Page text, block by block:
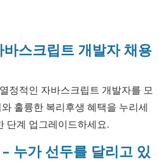
스크립트 개발자 채용
정적인 자바스크립트 개발자를 모
훌륭한 복리후생 혜택을 누리세
단계 업그레이드하세요.
누가 선두를 달리고 있